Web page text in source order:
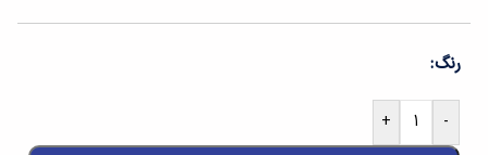
رنگ
-
+